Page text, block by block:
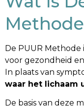
Methode
De PUUR Methode
voor gezondheid
In plaats van
waar het lichaam
De basis van deze